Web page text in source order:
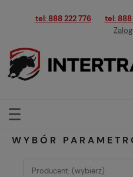
tel: 888 222 776 tel: 888
WYBÓR
Producent: (wybierz)